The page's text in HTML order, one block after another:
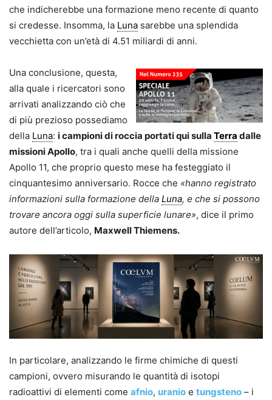
che indicherebbe una formazione meno recente di quanto
si credesse. Insomma, la Luna sarebbe una splendida
vecchietta con un’età di 4.51 miliardi di anni.
Una conclusione, questa,
alla quale i ricercatori sono
arrivati analizzando ciò che
di più prezioso possediamo
della Luna: i campioni di roccia portati qui sulla Terra dalle
missioni Apollo, tra i quali anche quelli della missione
Apollo 11, che proprio questo mese ha festeggiato il
cinquantesimo anniversario. Rocce che «hanno registrato
informazioni sulla formazione della Luna, e che si possono
trovare ancora oggi sulla superficie lunare», dice il primo
autore dell’articolo, Maxwell Thiemens.
In particolare, analizzando le firme chimiche di questi
campioni, ovvero misurando le quantità di isotopi
radioattivi di elementi come afnio, uranio e tungsteno – i